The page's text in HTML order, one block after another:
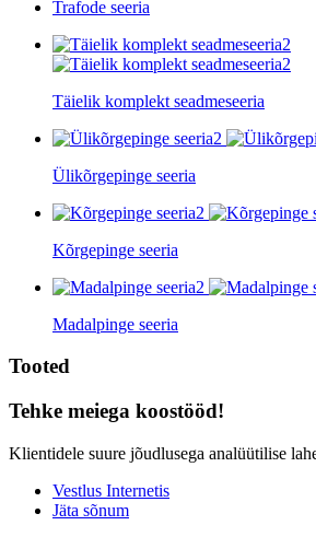
Trafode seeria
Täielik komplekt seadmeseeria
Ülikõrgepinge seeria
Kõrgepinge seeria
Madalpinge seeria
Tooted
Tehke meiega koostööd!
Klientidele suure jõudlusega analüütilise
Vestlus Internetis
Jäta sõnum